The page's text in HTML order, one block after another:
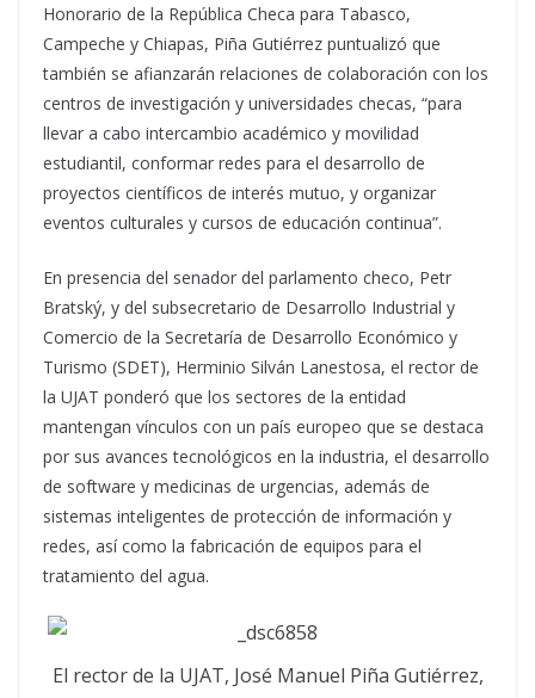
Honorario de la República Checa para Tabasco,
Campeche y Chiapas, Piña Gutiérrez puntualizó que
también se afianzarán relaciones de colaboración con los
centros de investigación y universidades checas, “para
llevar a cabo intercambio académico y movilidad
estudiantil, conformar redes para el desarrollo de
proyectos científicos de interés mutuo, y organizar
eventos culturales y cursos de educación continua”.
En presencia del senador del parlamento checo, Petr
Bratský, y del subsecretario de Desarrollo Industrial y
Comercio de la Secretaría de Desarrollo Económico y
Turismo (SDET), Herminio Silván Lanestosa, el rector de
la UJAT ponderó que los sectores de la entidad
mantengan vínculos con un país europeo que se destaca
por sus avances tecnológicos en la industria, el desarrollo
de software y medicinas de urgencias, además de
sistemas inteligentes de protección de información y
redes, así como la fabricación de equipos para el
tratamiento del agua.
El rector de la UJAT, José Manuel Piña Gutiérrez,